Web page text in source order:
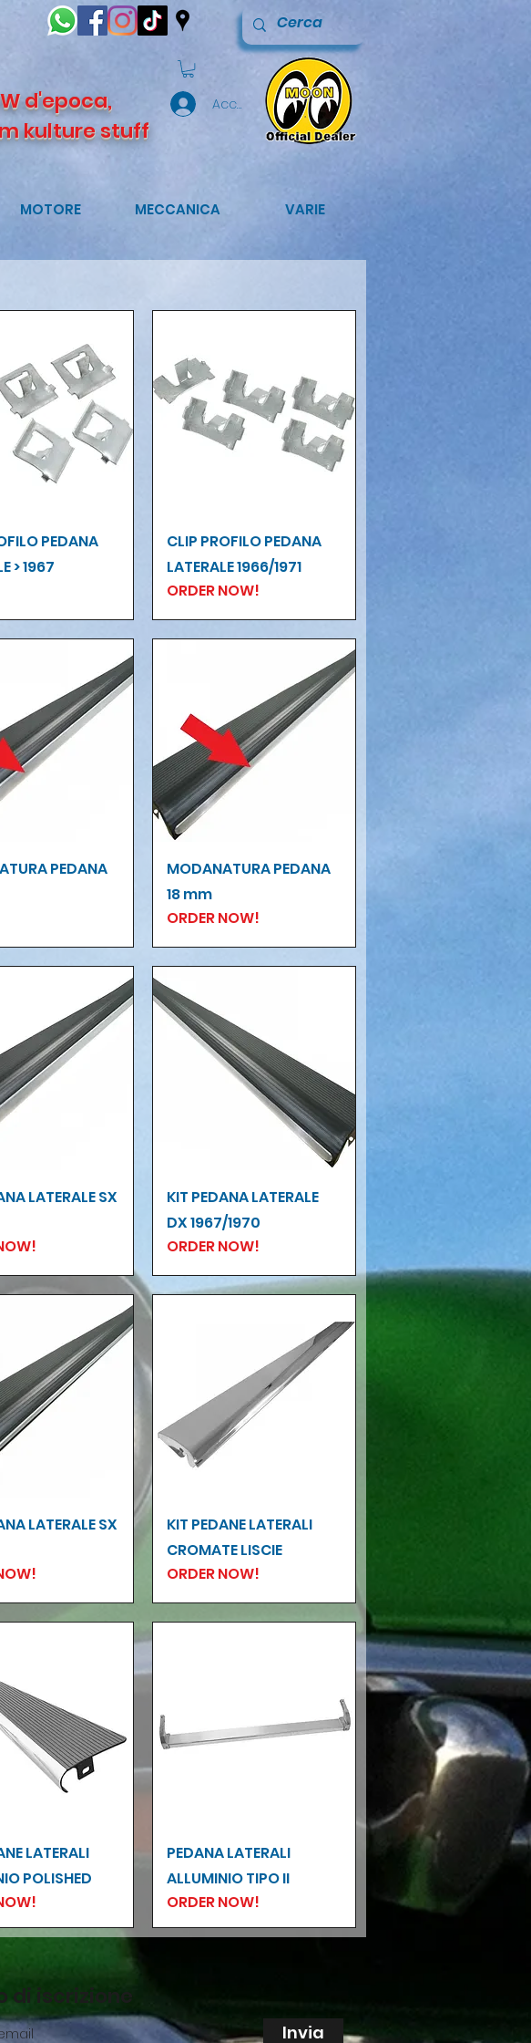
Accedi
d'epoca,
kulture stuff
MOTORE MECCANICA VARIE
rapida
PEDANA
> 1967
Vista rapida
CLIP PROFILO PEDANA
LATERALE 1966/1971
ORDER NOW!
rapida
PEDANA
Vista rapida
MODANATURA PEDANA
18 mm
ORDER NOW!
rapida
LATERALE SX
Vista rapida
KIT PEDANA LATERALE
DX 1967/1970
ORDER NOW!
rapida
LATERALE SX
Vista rapida
KIT PEDANE LATERALI
CROMATE LISCIE
ORDER NOW!
rapida
LATERALI
POLISHED
Vista rapida
PEDANA LATERALI
ALLUMINIO TIPO II
ORDER NOW!
di iscrizione
Invia